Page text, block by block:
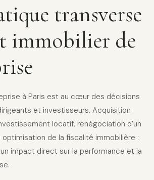
transverse
immobilier de
à Paris est au cœur des décisions
et investisseurs. Acquisition
locatif, renégociation d’un
de la fiscalité immobilière :
impact direct sur la performance et la